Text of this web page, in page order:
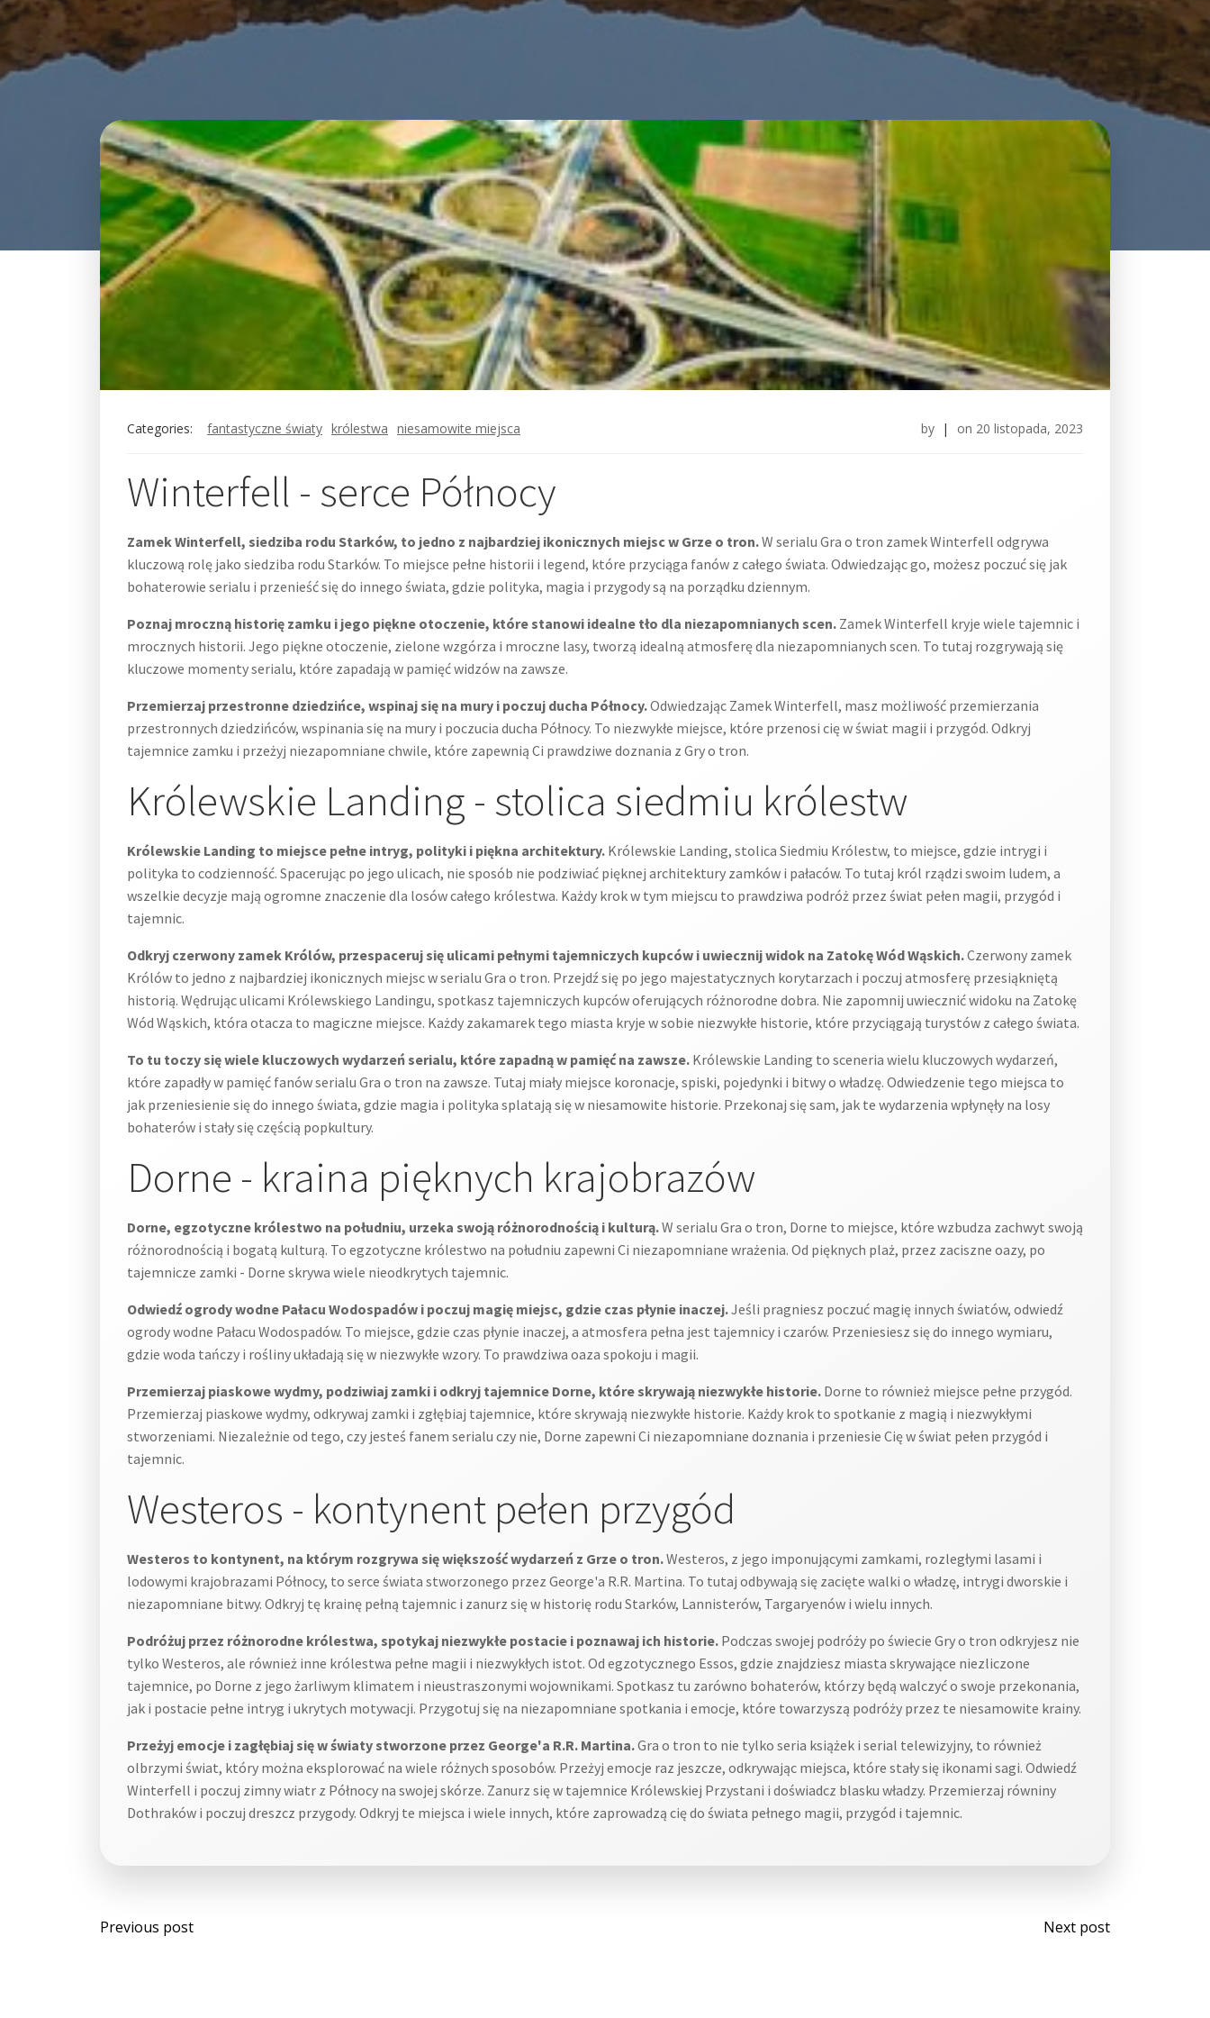
Categories: fantastyczne światy królestwa niesamowite miejsca by | on 20 listopada, 2023
Winterfell - serce Północy
Zamek Winterfell, siedziba rodu Starków, to jedno z najbardziej ikonicznych miejsc w Grze o tron.W serialu Gra o tron zamek Winterfell odgrywa
kluczową rolę jako siedziba rodu Starków. To miejsce pełne historii i legend, które przyciąga fanów z całego świata. Odwiedzając go, możesz poczuć się jak
bohaterowie serialu i przenieść się do innego świata, gdzie polityka, magia i przygody są na porządku dziennym.
Poznaj mroczną historię zamku i jego piękne otoczenie, które stanowi idealne tło dla niezapomnianych scen. Zamek Winterfell kryje wiele tajemnic i
mrocznych historii. Jego piękne otoczenie, zielone wzgórza i mroczne lasy, tworzą idealną atmosferę dla niezapomnianych scen. To tutaj rozgrywają się
kluczowe momenty serialu, które zapadają w pamięć widzów na zawsze.
Przemierzaj przestronne dziedzińce, wspinaj się na mury i poczuj ducha Północy.Odwiedzając Zamek Winterfell, masz możliwość przemierzania
przestronnych dziedzińców, wspinania się na mury i poczucia ducha Północy. To niezwykłe miejsce, które przenosi cię w świat magii i przygód. Odkryj
tajemnice zamku i przeżyj niezapomniane chwile, które zapewnią Ci prawdziwe doznania z Gry o tron.
Królewskie Landing - stolica siedmiu królestw
Królewskie Landing to miejsce pełne intryg, polityki i piękna architektury. Królewskie Landing, stolica Siedmiu Królestw, to miejsce, gdzie intrygi i
polityka to codzienność. Spacerując po jego ulicach, nie sposób nie podziwiać pięknej architektury zamków i pałaców. To tutaj król rządzi swoim ludem, a
wszelkie decyzje mają ogromne znaczenie dla losów całego królestwa. Każdy krok w tym miejscu to prawdziwa podróż przez świat pełen magii, przygód i
tajemnic.
Odkryj czerwony zamek Królów, przespaceruj się ulicami pełnymi tajemniczych kupców i uwiecznij widok na Zatokę Wód Wąskich.Czerwony zamek
Królów to jedno z najbardziej ikonicznych miejsc w serialu Gra o tron. Przejdź się po jego majestatycznych korytarzach i poczuj atmosferę przesiąkniętą
historią. Wędrując ulicami Królewskiego Landingu, spotkasz tajemniczych kupców oferujących różnorodne dobra. Nie zapomnij uwiecznić widoku na Zatokę
Wód Wąskich, która otacza to magiczne miejsce. Każdy zakamarek tego miasta kryje w sobie niezwykłe historie, które przyciągają turystów z całego świata.
To tu toczy się wiele kluczowych wydarzeń serialu, które zapadną w pamięć na zawsze. Królewskie Landing to sceneria wielu kluczowych wydarzeń,
które zapadły w pamięć fanów serialu Gra o tron na zawsze. Tutaj miały miejsce koronacje, spiski, pojedynki i bitwy o władzę. Odwiedzenie tego miejsca to
jak przeniesienie się do innego świata, gdzie magia i polityka splatają się w niesamowite historie. Przekonaj się sam, jak te wydarzenia wpłynęły na losy
bohaterów i stały się częścią popkultury.
Dorne - kraina pięknych krajobrazów
Dorne, egzotyczne królestwo na południu, urzeka swoją różnorodnością i kulturą.W serialu Gra o tron, Dorne to miejsce, które wzbudza zachwyt swoją
różnorodnością i bogatą kulturą. To egzotyczne królestwo na południu zapewni Ci niezapomniane wrażenia. Od pięknych plaż, przez zaciszne oazy, po
tajemnicze zamki - Dorne skrywa wiele nieodkrytych tajemnic.
Odwiedź ogrody wodne Pałacu Wodospadów i poczuj magię miejsc, gdzie czas płynie inaczej.Jeśli pragniesz poczuć magię innych światów, odwiedź
ogrody wodne Pałacu Wodospadów. To miejsce, gdzie czas płynie inaczej, a atmosfera pełna jest tajemnicy i czarów. Przeniesiesz się do innego wymiaru,
gdzie woda tańczy i rośliny układają się w niezwykłe wzory. To prawdziwa oaza spokoju i magii.
Przemierzaj piaskowe wydmy, podziwiaj zamki i odkryj tajemnice Dorne, które skrywają niezwykłe historie. Dorne to również miejsce pełne przygód.
Przemierzaj piaskowe wydmy, odkrywaj zamki i zgłębiaj tajemnice, które skrywają niezwykłe historie. Każdy krok to spotkanie z magią i niezwykłymi
stworzeniami. Niezależnie od tego, czy jesteś fanem serialu czy nie, Dorne zapewni Ci niezapomniane doznania i przeniesie Cię w świat pełen przygód i
tajemnic.
Westeros - kontynent pełen przygód
Westeros to kontynent, na którym rozgrywa się większość wydarzeń z Grze o tron.Westeros, z jego imponującymi zamkami, rozległymi lasami i
lodowymi krajobrazami Północy, to serce świata stworzonego przez George'a R.R. Martina. To tutaj odbywają się zacięte walki o władzę, intrygi dworskie i
niezapomniane bitwy. Odkryj tę krainę pełną tajemnic i zanurz się w historię rodu Starków, Lannisterów, Targaryenów i wielu innych.
Podróżuj przez różnorodne królestwa, spotykaj niezwykłe postacie i poznawaj ich historie. Podczas swojej podróży po świecie Gry o tron odkryjesz nie
tylko Westeros, ale również inne królestwa pełne magii i niezwykłych istot. Od egzotycznego Essos, gdzie znajdziesz miasta skrywające niezliczone
tajemnice, po Dorne z jego żarliwym klimatem i nieustraszonymi wojownikami. Spotkasz tu zarówno bohaterów, którzy będą walczyć o swoje przekonania,
jak i postacie pełne intryg i ukrytych motywacji. Przygotuj się na niezapomniane spotkania i emocje, które towarzyszą podróży przez te niesamowite krainy.
Przeżyj emocje i zagłębiaj się w światy stworzone przez George'a R.R. Martina.Gra o tron to nie tylko seria książek i serial telewizyjny, to również
olbrzymi świat, który można eksplorować na wiele różnych sposobów. Przeżyj emocje raz jeszcze, odkrywając miejsca, które stały się ikonami sagi. Odwiedź
Winterfell i poczuj zimny wiatr z Północy na swojej skórze. Zanurz się w tajemnice Królewskiej Przystani i doświadcz blasku władzy. Przemierzaj równiny
Dothraków i poczuj dreszcz przygody. Odkryj te miejsca i wiele innych, które zaprowadzą cię do świata pełnego magii, przygód i tajemnic.
Post
Previous post
Post
Next post